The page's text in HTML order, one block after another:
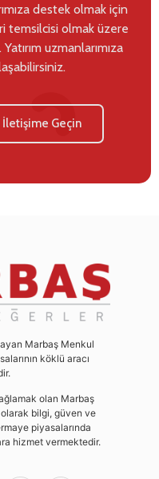
destek olmak için
temsilcisi olmak üzere
uzmanlarımıza
İletişime Geçin
Marbaş Menkul
köklü aracı
olan Marbaş
bilgi, güven ve
piyasalarında
hizmet vermektedir.